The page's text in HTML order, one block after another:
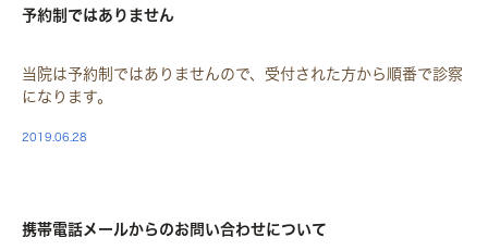
予約制ではありません
当院は予約制ではありませんので、受付された方から順番で診察
になります。
2019.06.28
携帯電話メールからのお問い合わせについて